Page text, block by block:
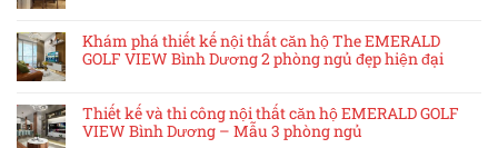
Khám phá thiết kế nội thất căn hộ The EMERALD
GOLF VIEW Bình Dương 2 phòng ngủ đẹp hiện đại
Thiết kế và thi công nội thất căn hộ EMERALD GOLF
VIEW Bình Dương – Mẫu 3 phòng ngủ